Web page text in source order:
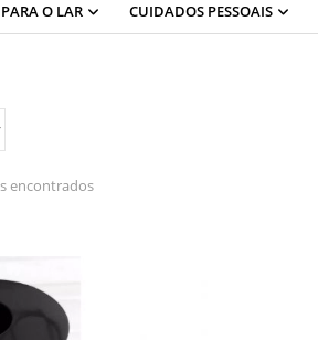
O LAR CUIDADOS PESSOAIS
encontrados